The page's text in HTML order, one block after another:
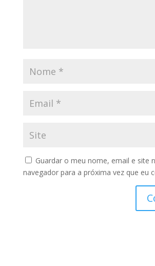
Guardar o meu nome, email e site
navegador para a próxima vez que eu